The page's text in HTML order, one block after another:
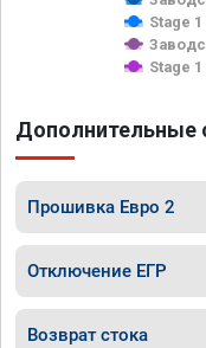
Stage
Stage
Дополнительные
Прошивка Евро 2
Отключение ЕГР
Возврат стока